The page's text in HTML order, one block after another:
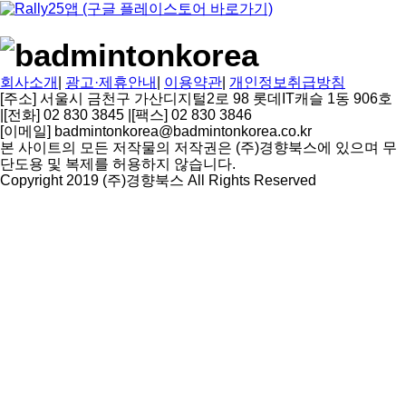
회사소개 광고·제휴안내 이용약관 개인정보취급방침
[주소] 서울시 금천구 가산디지털2로 98 롯데IT캐슬 1동 906호
[전화] 02 830 3845 [팩스] 02 830 3846
[이메일] badmintonkorea@badmintonkorea.co.kr
본 사이트의 모든 저작물의 저작권은 (주)경향북스에 있으며 무
단도용 및 복제를 허용하지 않습니다.
Copyright 2019 (주)경향북스 All Rights Reserved